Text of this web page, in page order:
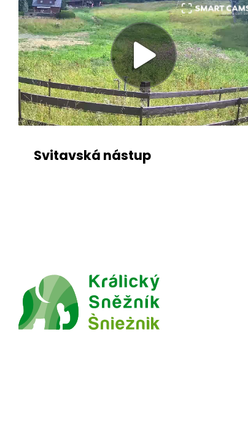
Svitavská nástup